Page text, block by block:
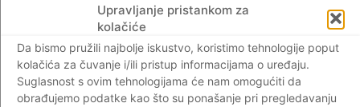
Upravljanje pristankom za
kolačiće
Da bismo pružili najbolje iskustvo, koristimo tehnologije poput
kolačića za čuvanje i/ili pristup informacijama o uređaju.
Suglasnost s ovim tehnologijama će nam omogućiti da
obrađujemo podatke kao što su ponašanje pri pregledavanju